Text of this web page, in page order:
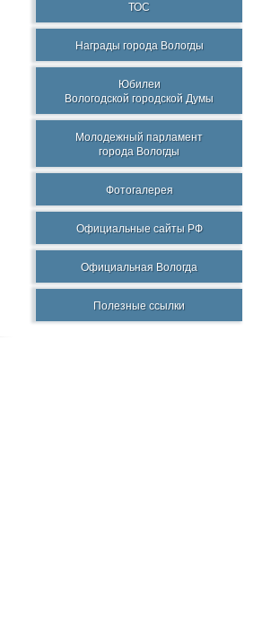
ТОС
Награды города Вологды
Юбилеи
Вологодской городской Думы
Молодежный парламент
города Вологды
Фотогалерея
Официальные сайты РФ
Официальная Вологда
Полезные ссылки